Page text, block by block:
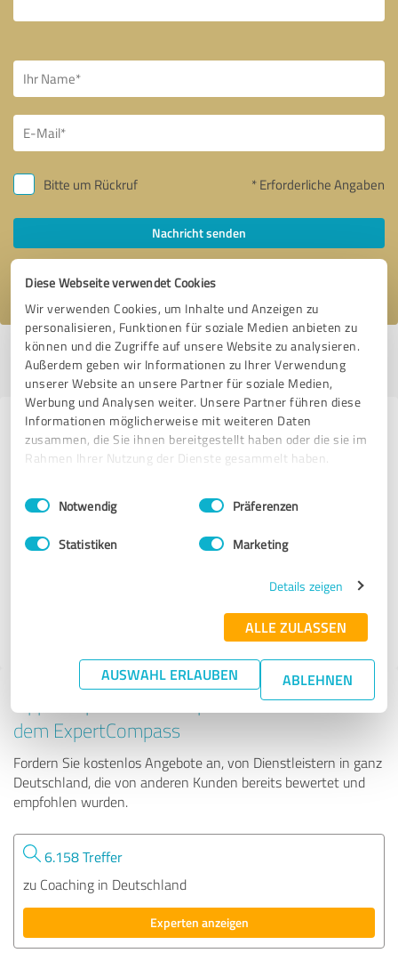
Diese Webseite verwendet Cookies
Wir verwenden Cookies, um Inhalte und Anzeigen zu
personalisieren, Funktionen für soziale Medien anbieten zu
können und die Zugriffe auf unsere Website zu analysieren.
Außerdem geben wir Informationen zu Ihrer Verwendung
unserer Website an unsere Partner für soziale Medien,
Werbung und Analysen weiter. Unsere Partner führen diese
Informationen möglicherweise mit weiteren Daten
zusammen, die Sie ihnen bereitgestellt haben oder die sie im
Rahmen Ihrer Nutzung der Dienste gesammelt haben.
Impressum Datenschutzbestimmungen
Einwilligungsauswahl
Notwendig Präferenzen
Statistiken Marketing
Details zeigen
ALLE ZULASSEN
AUSWAHL ERLAUBEN ABLEHNEN
Bitte um Rückruf * Erforderliche Angaben
Nachricht senden
Ich stimme denDatenschutzbestimmungen
Profil aktiv seit 11.11.2019 |Letzte Aktualisierung: 30.05.2026|Profil
melden
Erfahrungen zu weiteren
Anbietern aus dem Bereich
Tipp: Die passenden Experten finden - mit
dem ExpertCompass
Fordern Sie kostenlos Angebote an, von Dienstleistern in ganz
Deutschland, die von anderen Kunden bereits bewertet und
empfohlen wurden.
6.158 Treffer
zu Coaching in Deutschland
Experten anzeigen